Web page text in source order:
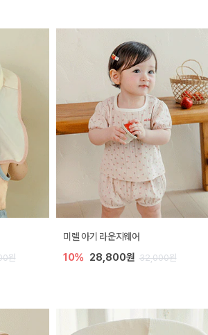
원
미렐 아기 라운지웨어
10% 28,800원 32,000원